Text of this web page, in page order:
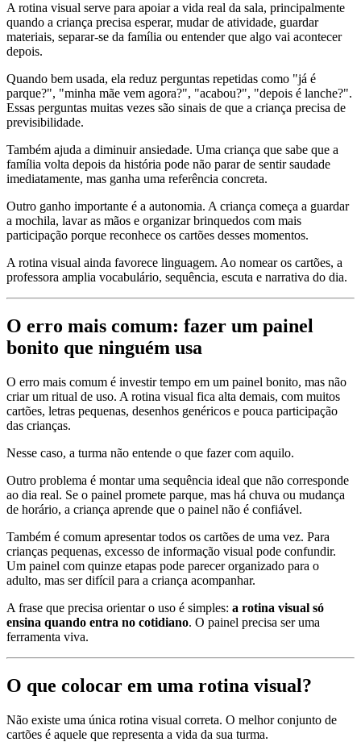
A rotina visual serve para apoiar a vida real da sala, principalmente
quando a criança precisa esperar, mudar de atividade, guardar
materiais, separar-se da família ou entender que algo vai acontecer
depois.
Quando bem usada, ela reduz perguntas repetidas como "já é
parque?", "minha mãe vem agora?", "acabou?", "depois é lanche?".
Essas perguntas muitas vezes são sinais de que a criança precisa de
previsibilidade.
Também ajuda a diminuir ansiedade. Uma criança que sabe que a
família volta depois da história pode não parar de sentir saudade
imediatamente, mas ganha uma referência concreta.
Outro ganho importante é a autonomia. A criança começa a guardar
a mochila, lavar as mãos e organizar brinquedos com mais
participação porque reconhece os cartões desses momentos.
A rotina visual ainda favorece linguagem. Ao nomear os cartões, a
professora amplia vocabulário, sequência, escuta e narrativa do dia.
O erro mais comum: fazer um painel
bonito que ninguém usa
O erro mais comum é investir tempo em um painel bonito, mas não
criar um ritual de uso. A rotina visual fica alta demais, com muitos
cartões, letras pequenas, desenhos genéricos e pouca participação
das crianças.
Nesse caso, a turma não entende o que fazer com aquilo.
Outro problema é montar uma sequência ideal que não corresponde
ao dia real. Se o painel promete parque, mas há chuva ou mudança
de horário, a criança aprende que o painel não é confiável.
Também é comum apresentar todos os cartões de uma vez. Para
crianças pequenas, excesso de informação visual pode confundir.
Um painel com quinze etapas pode parecer organizado para o
adulto, mas ser difícil para a criança acompanhar.
A frase que precisa orientar o uso é simples: a rotina visual só
ensina quando entra no cotidiano. O painel precisa ser uma
ferramenta viva.
O que colocar em uma rotina visual?
Não existe uma única rotina visual correta. O melhor conjunto de
cartões é aquele que representa a vida da sua turma.